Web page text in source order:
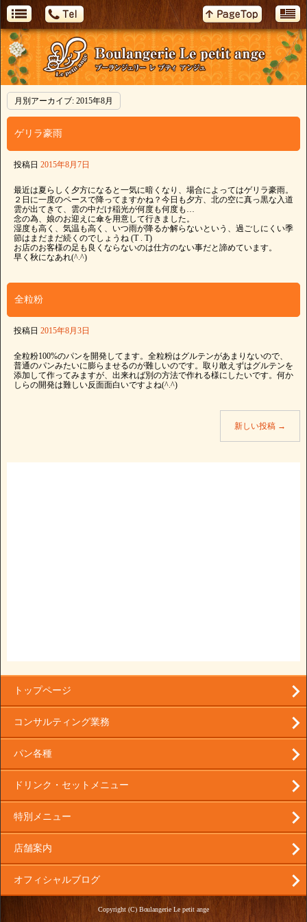
月別アーカイブ: 2015年8月
ゲリラ豪雨
投稿日 2015年8月7日
最近は夏らしく夕方になると一気に暗くなり、場合によってはゲリラ豪雨。
２日に一度のペースで降ってますかね？今日も夕方、北の空に真っ黒な入道
雲が出てきて、雲の中だけ稲光が何度も何度も…
念の為、娘のお迎えに傘を用意して行きました。
湿度も高く、気温も高く、いつ雨が降るか解らないという、過ごしにくい季
節はまだまだ続くのでしょうね (T . T)
お店のお客様の足も良くならないのは仕方のない事だと諦めています。
早く秋になあれ(^.^)
全粒粉
投稿日 2015年8月3日
全粒粉100%のパンを開発してます。全粒粉はグルテンがあまりないので、
普通のパンみたいに膨らませるのが難しいのです。取り敢えずはグルテンを
添加して作ってみますが、出来れば別の方法で作れる様にしたいです。何か
しらの開発は難しい反面面白いですよね(^.^)
新しい投稿 →
トップページ
コンサルティング業務
パン各種
ドリンク・セットメニュー
特別メニュー
店舗案内
オフィシャルブログ
Copyright (C) Boulangerie Le petit ange